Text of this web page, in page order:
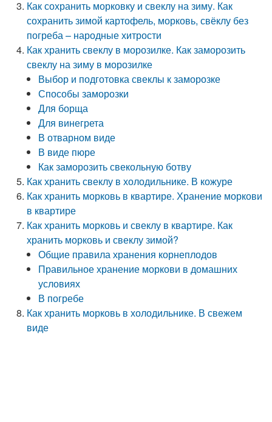
Как сохранить морковку и свеклу на зиму. Как
сохранить зимой картофель, морковь, свёклу без
погреба – народные хитрости
Как хранить свеклу в морозилке. Как заморозить
свеклу на зиму в морозилке
Выбор и подготовка свеклы к заморозке
Способы заморозки
Для борща
Для винегрета
В отварном виде
В виде пюре
Как заморозить свекольную ботву
Как хранить свеклу в холодильнике. В кожуре
Как хранить морковь в квартире. Хранение моркови
в квартире
Как хранить морковь и свеклу в квартире. Как
хранить морковь и свеклу зимой?
Общие правила хранения корнеплодов
Правильное хранение моркови в домашних
условиях
В погребе
Как хранить морковь в холодильнике. В свежем
виде